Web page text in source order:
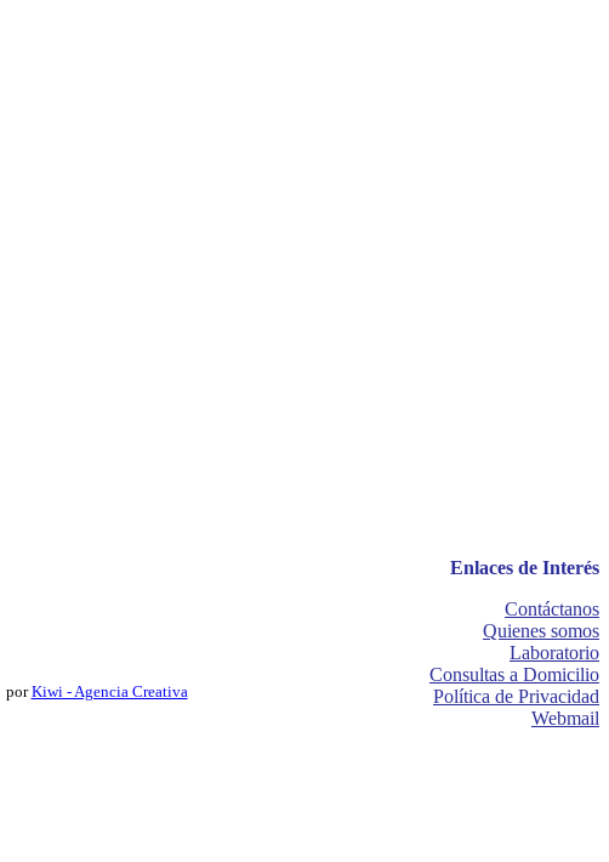
Enlaces de Interés
Contáctanos
Quienes somos
Laboratorio
Consultas a Domicilio
Política de Privacidad
Webmail
porKiwi - Agencia Creativa